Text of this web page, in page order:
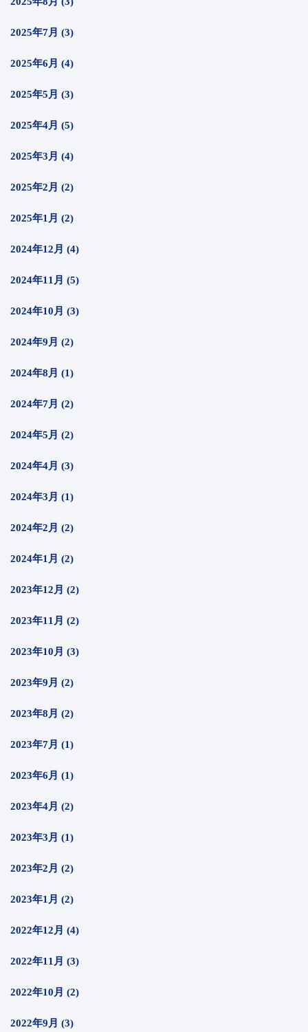
2025年7月 (3)
2025年6月 (4)
2025年5月 (3)
2025年4月 (5)
2025年3月 (4)
2025年2月 (2)
2025年1月 (2)
2024年12月 (4)
2024年11月 (5)
2024年10月 (3)
2024年9月 (2)
2024年8月 (1)
2024年7月 (2)
2024年5月 (2)
2024年4月 (3)
2024年3月 (1)
2024年2月 (2)
2024年1月 (2)
2023年12月 (2)
2023年11月 (2)
2023年10月 (3)
2023年9月 (2)
2023年8月 (2)
2023年7月 (1)
2023年6月 (1)
2023年4月 (2)
2023年3月 (1)
2023年2月 (2)
2023年1月 (2)
2022年12月 (4)
2022年11月 (3)
2022年10月 (2)
2022年9月 (3)